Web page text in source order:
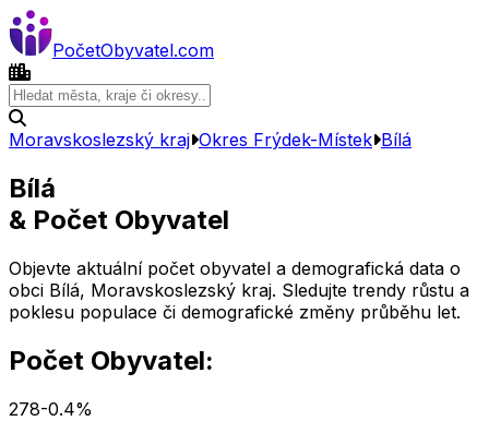
PočetObyvatel.com
Moravskoslezský kraj Okres Frýdek-Místek Bílá
Bílá
& Počet Obyvatel
Objevte aktuální počet obyvatel a demografická data o
obci Bílá, Moravskoslezský kraj. Sledujte trendy růstu a
poklesu populace či demografické změny průběhu let.
Počet Obyvatel:
278-0.4%